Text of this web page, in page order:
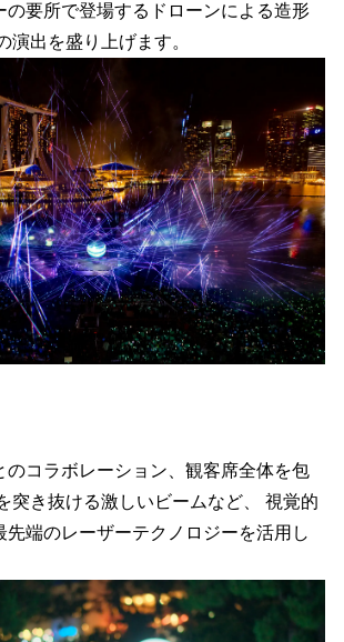
の要所で登場するドローンによる造形
演出を盛り上げます。
のコラボレーション、観客席全体を包
突き抜ける激しいビームなど、 視覚的
先端のレーザーテクノロジーを活用し